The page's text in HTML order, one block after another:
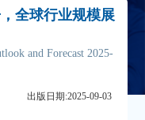
全球行业规模展
and Forecast 2025-
出版日期:2025-09-03